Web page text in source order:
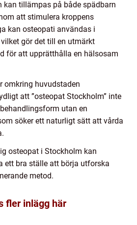
kan tillämpas på både spädbarn
att stimulera kroppens
kan osteopati användas i
gör det till en utmärkt
för att upprätthålla en hälsosam
omkring huvudstaden
att ”osteopat Stockholm” inte
utan en
söker ett naturligt sätt att vårda
osteopat i Stockholm kan
ett bra ställe att börja utforska
metod.
fler inlägg här